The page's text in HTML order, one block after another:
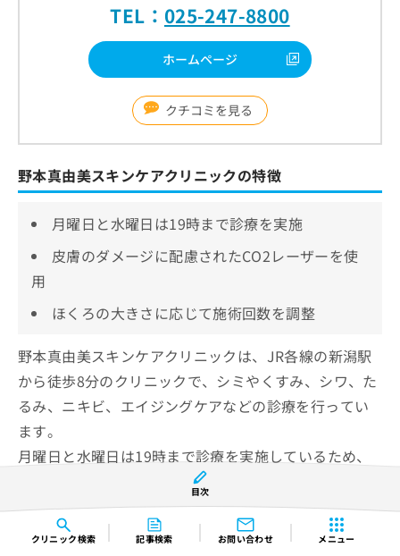
クリニック検索 記事検索 お問い合わせ メニュー
TEL： 025-247-8800
ホームページ
クチコミを見る
野本真由美スキンケアクリニックの特徴
月曜日と水曜日は19時まで診療を実施
皮膚のダメージに配慮されたCO2レーザーを使
用
ほくろの大きさに応じて施術回数を調整
野本真由美スキンケアクリニックは、JR各線の新潟駅
から徒歩8分のクリニックで、シミやくすみ、シワ、た
るみ、ニキビ、エイジングケアなどの診療を行ってい
ます。
月曜日と水曜日は19時まで診療を実施しているため、
仕事帰りの方でも計画的に施術を受けられるでしょ
う。
目次